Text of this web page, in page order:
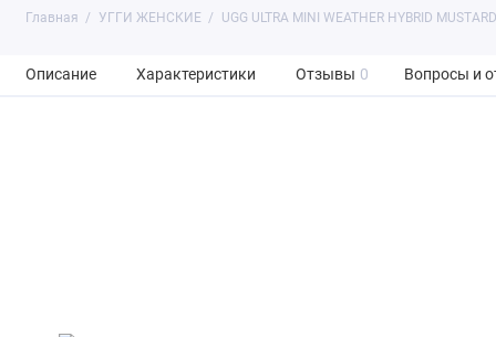
Главная УГГИ ЖЕНСКИЕ UGG ULTRA MINI WEATHER HYBRID
Описание Характеристики Отзывы 0 Вопросы и